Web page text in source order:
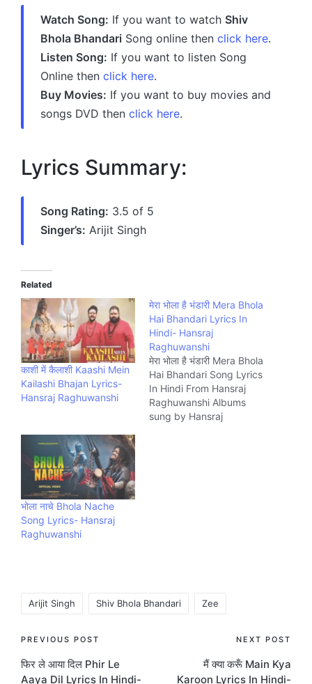
Watch Song: If you want to watch Shiv
Bhola Bhandari Song online then click here.
Listen Song: If you want to listen Song
Online then click here.
Buy Movies: If you want to buy movies and
songs DVD then click here.
Lyrics Summary:
Song Rating: 3.5 of 5
Singer’s: Arijit Singh
Related
काशी में कैलाशी Kaashi Mein
Kailashi Bhajan Lyrics-
Hansraj Raghuwanshi
मेरा भोला है भंडारी Mera Bhola
Hai Bhandari Lyrics In
Hindi- Hansraj
Raghuwanshi
मेरा भोला है भंडारी Mera Bhola
Hai Bhandari Song Lyrics
In Hindi From Hansraj
Raghuwanshi Albums
sung by Hansraj
भोला नाचे Bhola Nache
Song Lyrics- Hansraj
Raghuwanshi
Arijit Singh Shiv Bhola Bhandari Zee
Post
navigation
PREVIOUS POST
फिर ले आया दिल Phir Le
Aaya Dil Lyrics In Hindi-
NEXT POST
मैं क्या करूँ Main Kya
Karoon Lyrics In Hindi-